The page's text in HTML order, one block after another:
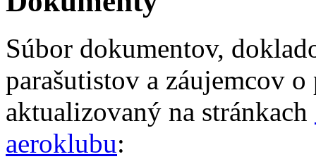
Súbor dokumentov,
parašutistov a záujemcov
aktualizovaný na stránkach
aeroklubu: